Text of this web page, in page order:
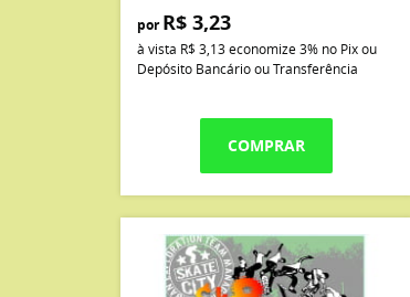
por R$ 3,23
à vista R$ 3,13economize3% no Pix ou
Depósito Bancário ou Transferência
COMPRAR